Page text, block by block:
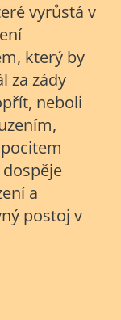
vyrůstá v
který by
za zády
neboli
a
postoj v